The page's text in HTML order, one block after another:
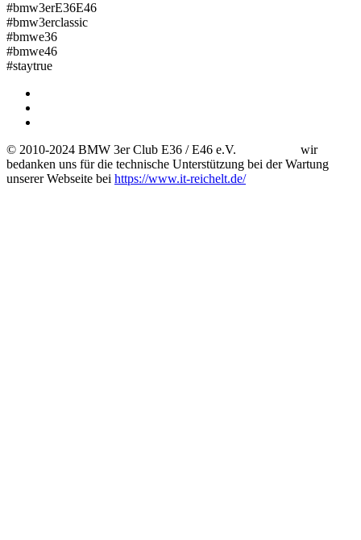
#bmw3erE36E46
#bmw3erclassic
#bmwe36
#bmwe46
#staytrue
© 2010-2024 BMW 3er Club E36 / E46 e.V. wir
bedanken uns für die technische Unterstützung bei der Wartung
unserer Webseite bei https://www.it-reichelt.de/